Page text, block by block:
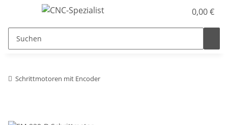
0,00 €
Schrittmotoren mit Encoder